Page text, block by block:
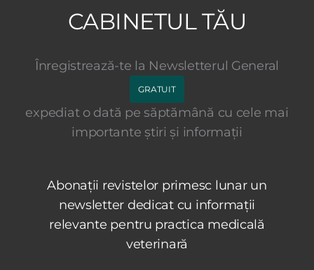
CABINETUL TĂU
Înregistrează-te la Newsletterul General
GRATUIT
expediat o dată pe săptămână cu cele mai
importante știri și informații
Abonații revistelor primesc lunar un
newsletter dedicat cu informații
relevante pentru practica medicală
veterinară